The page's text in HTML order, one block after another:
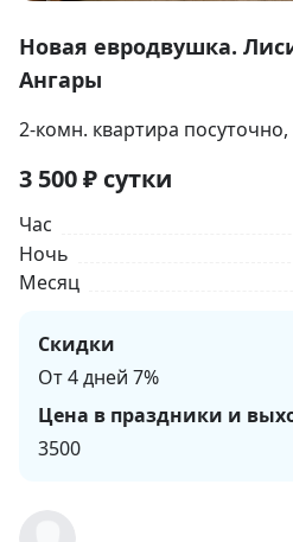
1
of
Новая евродвушка.
Ангары
2-комн. квартира посуточно,
3 500₽ сутки
Час
Ночь
Месяц
Скидки
От 4 дней 7%
Цена в праздники и
3500